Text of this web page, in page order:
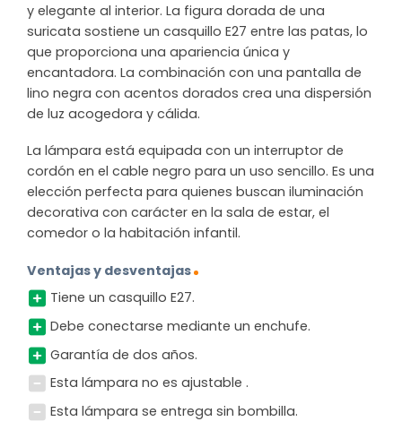
y elegante al interior. La figura dorada de una
suricata sostiene un casquillo E27 entre las patas, lo
que proporciona una apariencia única y
encantadora. La combinación con una pantalla de
lino negra con acentos dorados crea una dispersión
de luz acogedora y cálida.
La lámpara está equipada con un interruptor de
cordón en el cable negro para un uso sencillo. Es una
elección perfecta para quienes buscan iluminación
decorativa con carácter en la sala de estar, el
comedor o la habitación infantil.
Ventajas y desventajas
Tiene un casquillo E27.
Debe conectarse mediante un enchufe.
Garantía de dos años.
Esta lámpara no es ajustable .
Esta lámpara se entrega sin bombilla.